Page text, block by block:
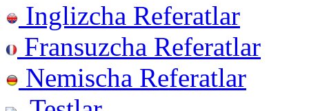
Inglizcha Referatlar
Fransuzcha Referatlar
Nemischa Referatlar